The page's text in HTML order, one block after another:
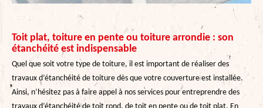
Toit plat, toiture en pente ou toiture arrondie : son
étanchéité est indispensable
Quel que soit votre type de toiture, il est important de réaliser des
travaux d’étanchéité de toiture dès que votre couverture est installée.
Ainsi, n’hésitez pas à faire appel à nos services pour entreprendre des